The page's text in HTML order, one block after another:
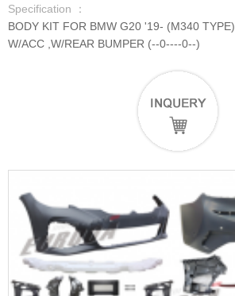
Specification ：
BODY KIT FOR BMW G20 '19- (M340 TYPE)
W/ACC ,W/REAR BUMPER (--0----0--)